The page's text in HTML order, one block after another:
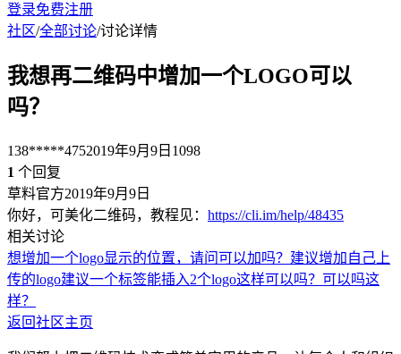
登录免费注册
社区/全部讨论/讨论详情
我想再二维码中增加一个LOGO可以
吗？
138*****4752019年9月9日 1098
1 个回复
草料官方2019年9月9日
你好，可美化二维码，教程见： https://cli.im/help/48435
相关讨论
想增加一个logo显示的位置，请问可以加吗？ 建议增加自己上
传的logo建议一个标签能插入2个logo这样可以吗？ 可以吗这
样？
返回社区主页